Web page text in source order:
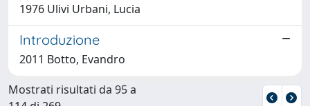
1976 Ulivi Urbani, Lucia
Introduzione
2011 Botto, Evandro
Mostrati risultati da 95 a